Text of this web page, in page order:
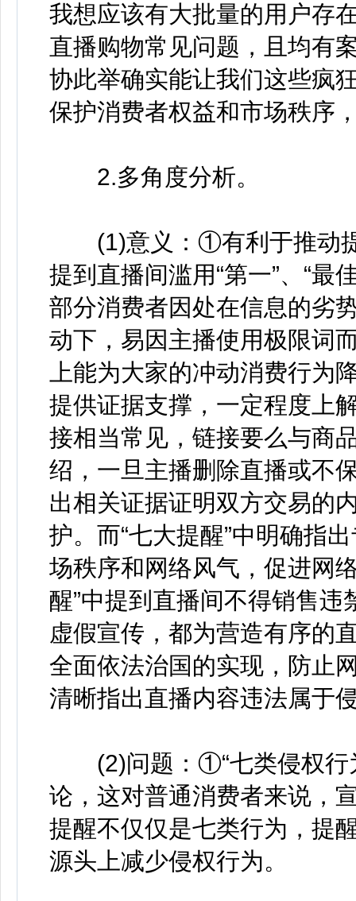
我想应该有大批量的用户存
直播购物常见问题，且均有
协此举确实能让我们这些疯
保护消费者权益和市场秩序
2.多角度分析。
(1)意义：①有利于推动提
提到直播间滥用“第一”、“最
部分消费者因处在信息的劣
动下，易因主播使用极限词
上能为大家的冲动消费行
提供证据支撑，一定程度上
接相当常见，链接要么与商
绍，一旦主播删除直播或不
出相关证据证明双方交易的
护。而“七大提醒”中明确指
场秩序和网络风气，促进网
醒”中提到直播间不得销售
虚假宣传，都为营造有序的
全面依法治国的实现，防止
清晰指出直播内容违法属于
(2)问题：①“七类侵权行
论，这对普通消费者来说，
提醒不仅仅是七类行为，提
源头上减少侵权行为。